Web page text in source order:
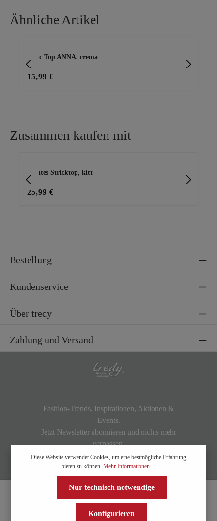
Ähnliche Artikel
Basic Top ANNA, crema
15,99 €
Zusammen kaufen mit
leichtes Stricktop, kitt
25,99 €
Bestellung
Kundenservice
Über tredy
Zahlung und Versand
Fashion-Trends, Inspirationen, Aktionen &
Events.
Jetzt Newsletter abonnieren und nichts mehr
verpassen!
Diese Website verwendet Cookies, um eine bestmögliche Erfahrung
bieten zu können. Mehr Informationen ...
Nur technisch notwendige
Konfigurieren